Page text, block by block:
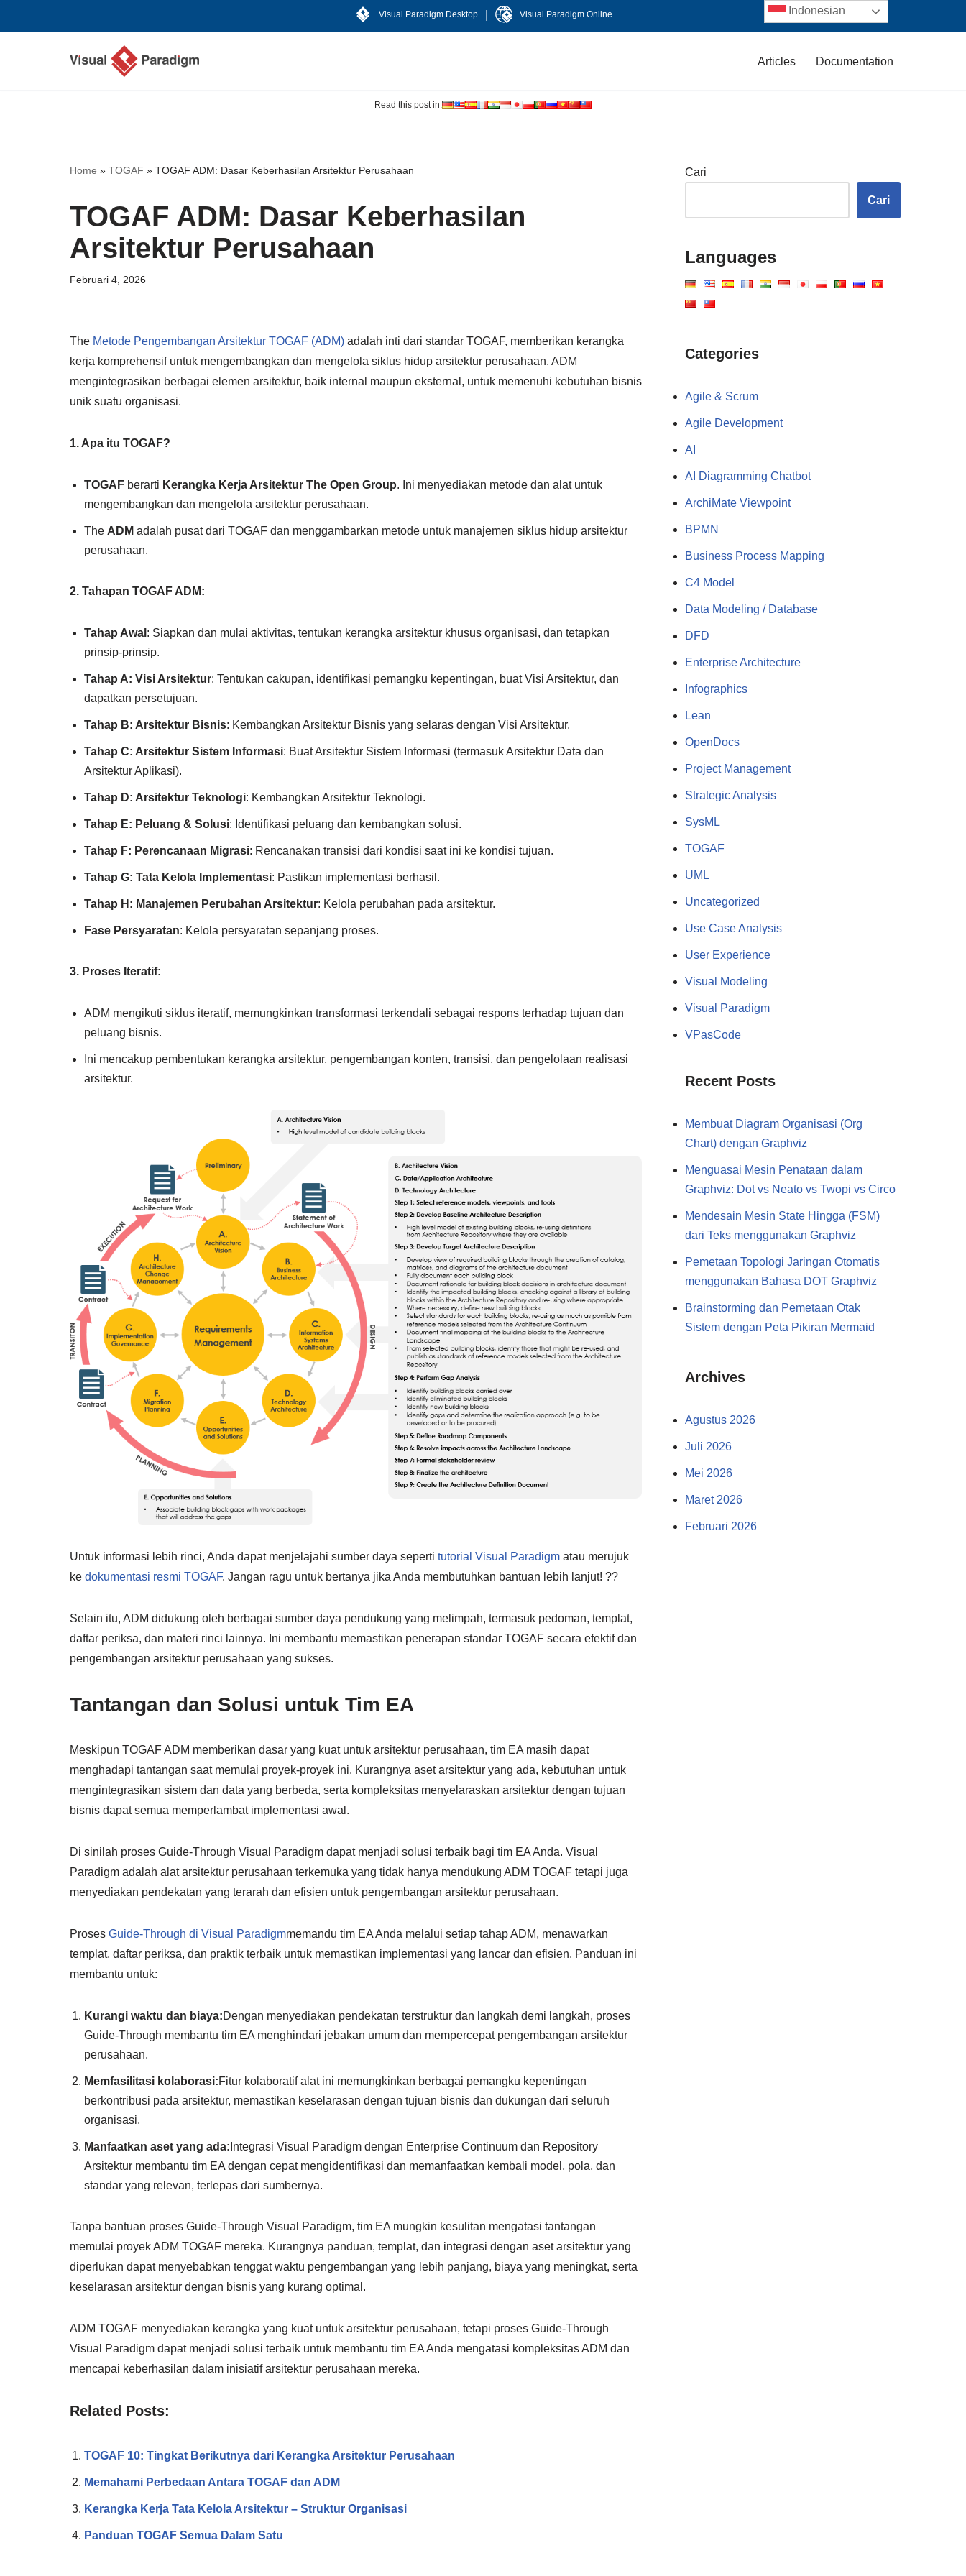
Visual Paradigm Desktop Visual Paradigm Online
Articles Documentation
Read this post in:
Home » TOGAF » TOGAF ADM: Dasar Keberhasilan Arsitektur Perusahaan
TOGAF ADM: Dasar Keberhasilan
Arsitektur Perusahaan
Februari 4, 2026
The Metode Pengembangan Arsitektur TOGAF (ADM) adalah inti dari standar TOGAF, memberikan kerangka
kerja komprehensif untuk mengembangkan dan mengelola siklus hidup arsitektur perusahaan. ADM
mengintegrasikan berbagai elemen arsitektur, baik internal maupun eksternal, untuk memenuhi kebutuhan bisnis
unik suatu organisasi.
1. Apa itu TOGAF?
TOGAF berarti Kerangka Kerja Arsitektur The Open Group. Ini menyediakan metode dan alat untuk
mengembangkan dan mengelola arsitektur perusahaan.
The ADM adalah pusat dari TOGAF dan menggambarkan metode untuk manajemen siklus hidup arsitektur
perusahaan.
2. Tahapan TOGAF ADM:
Tahap Awal : Siapkan dan mulai aktivitas, tentukan kerangka arsitektur khusus organisasi, dan tetapkan
prinsip-prinsip.
Tahap A: Visi Arsitektur: Tentukan cakupan, identifikasi pemangku kepentingan, buat Visi Arsitektur, dan
dapatkan persetujuan.
Tahap B: Arsitektur Bisnis: Kembangkan Arsitektur Bisnis yang selaras dengan Visi Arsitektur.
Tahap C: Arsitektur Sistem Informasi: Buat Arsitektur Sistem Informasi (termasuk Arsitektur Data dan
Arsitektur Aplikasi).
Tahap D: Arsitektur Teknologi: Kembangkan Arsitektur Teknologi.
Tahap E: Peluang & Solusi: Identifikasi peluang dan kembangkan solusi.
Tahap F: Perencanaan Migrasi: Rencanakan transisi dari kondisi saat ini ke kondisi tujuan.
Tahap G: Tata Kelola Implementasi: Pastikan implementasi berhasil.
Tahap H: Manajemen Perubahan Arsitektur: Kelola perubahan pada arsitektur.
Fase Persyaratan: Kelola persyaratan sepanjang proses.
3. Proses Iteratif:
ADM mengikuti siklus iteratif, memungkinkan transformasi terkendali sebagai respons terhadap tujuan dan
peluang bisnis.
Ini mencakup pembentukan kerangka arsitektur, pengembangan konten, transisi, dan pengelolaan realisasi
arsitektur.
Untuk informasi lebih rinci, Anda dapat menjelajahi sumber daya seperti tutorial Visual Paradigm atau merujuk
ke dokumentasi resmi TOGAF. Jangan ragu untuk bertanya jika Anda membutuhkan bantuan lebih lanjut! ??
Selain itu, ADM didukung oleh berbagai sumber daya pendukung yang melimpah, termasuk pedoman, templat,
daftar periksa, dan materi rinci lainnya. Ini membantu memastikan penerapan standar TOGAF secara efektif dan
pengembangan arsitektur perusahaan yang sukses.
Tantangan dan Solusi untuk Tim EA
Meskipun TOGAF ADM memberikan dasar yang kuat untuk arsitektur perusahaan, tim EA masih dapat
menghadapi tantangan saat memulai proyek-proyek ini. Kurangnya aset arsitektur yang ada, kebutuhan untuk
mengintegrasikan sistem dan data yang berbeda, serta kompleksitas menyelaraskan arsitektur dengan tujuan
bisnis dapat semua memperlambat implementasi awal.
Di sinilah proses Guide-Through Visual Paradigm dapat menjadi solusi terbaik bagi tim EA Anda. Visual
Paradigm adalah alat arsitektur perusahaan terkemuka yang tidak hanya mendukung ADM TOGAF tetapi juga
menyediakan pendekatan yang terarah dan efisien untuk pengembangan arsitektur perusahaan.
Proses Guide-Through di Visual Paradigmmemandu tim EA Anda melalui setiap tahap ADM, menawarkan
templat, daftar periksa, dan praktik terbaik untuk memastikan implementasi yang lancar dan efisien. Panduan ini
membantu untuk:
Kurangi waktu dan biaya:Dengan menyediakan pendekatan terstruktur dan langkah demi langkah, proses
Guide-Through membantu tim EA menghindari jebakan umum dan mempercepat pengembangan arsitektur
perusahaan.
Memfasilitasi kolaborasi:Fitur kolaboratif alat ini memungkinkan berbagai pemangku kepentingan
berkontribusi pada arsitektur, memastikan keselarasan dengan tujuan bisnis dan dukungan dari seluruh
organisasi.
Manfaatkan aset yang ada: Integrasi Visual Paradigm dengan Enterprise Continuum dan Repository
Arsitektur membantu tim EA dengan cepat mengidentifikasi dan memanfaatkan kembali model, pola, dan
standar yang relevan, terlepas dari sumbernya.
Tanpa bantuan proses Guide-Through Visual Paradigm, tim EA mungkin kesulitan mengatasi tantangan
memulai proyek ADM TOGAF mereka. Kurangnya panduan, templat, dan integrasi dengan aset arsitektur yang
diperlukan dapat menyebabkan tenggat waktu pengembangan yang lebih panjang, biaya yang meningkat, serta
keselarasan arsitektur dengan bisnis yang kurang optimal.
ADM TOGAF menyediakan kerangka yang kuat untuk arsitektur perusahaan, tetapi proses Guide-Through
Visual Paradigm dapat menjadi solusi terbaik untuk membantu tim EA Anda mengatasi kompleksitas ADM dan
mencapai keberhasilan dalam inisiatif arsitektur perusahaan mereka.
Related Posts:
TOGAF 10: Tingkat Berikutnya dari Kerangka Arsitektur Perusahaan
Memahami Perbedaan Antara TOGAF dan ADM
Kerangka Kerja Tata Kelola Arsitektur – Struktur Organisasi
Panduan TOGAF Semua Dalam Satu
Cari
Cari
Languages
Categories
Agile & Scrum
Agile Development
AI
AI Diagramming Chatbot
ArchiMate Viewpoint
BPMN
Business Process Mapping
C4 Model
Data Modeling / Database
DFD
Enterprise Architecture
Infographics
Lean
OpenDocs
Project Management
Strategic Analysis
SysML
TOGAF
UML
Uncategorized
Use Case Analysis
User Experience
Visual Modeling
Visual Paradigm
VPasCode
Recent Posts
Membuat Diagram Organisasi (Org
Chart) dengan Graphviz
Menguasai Mesin Penataan dalam
Graphviz: Dot vs Neato vs Twopi vs Circo
Mendesain Mesin State Hingga (FSM)
dari Teks menggunakan Graphviz
Pemetaan Topologi Jaringan Otomatis
menggunakan Bahasa DOT Graphviz
Brainstorming dan Pemetaan Otak
Sistem dengan Peta Pikiran Mermaid
Archives
Agustus 2026
Juli 2026
Mei 2026
Maret 2026
Februari 2026
Indonesian